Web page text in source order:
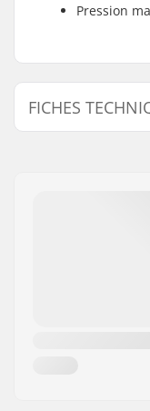
Pression
FICHES